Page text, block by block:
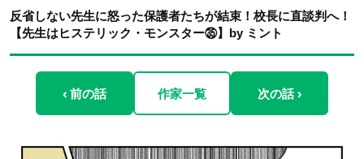
反省しない先生に怒った保護者たちが結束！校長に直談判へ！
【先生はヒステリック・モンスター㉟】by ミント
‹ 前の話 作家一覧 次の話 ›